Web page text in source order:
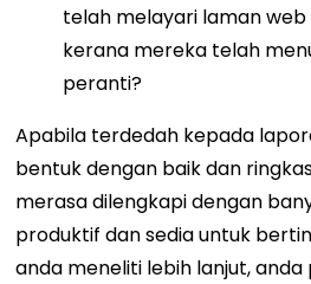
telah melayari laman
kerana mereka telah
peranti?
Apabila terdedah kepada
bentuk dengan baik dan
merasa dilengkapi dengan
produktif dan sedia untuk
anda meneliti lebih lanjut,